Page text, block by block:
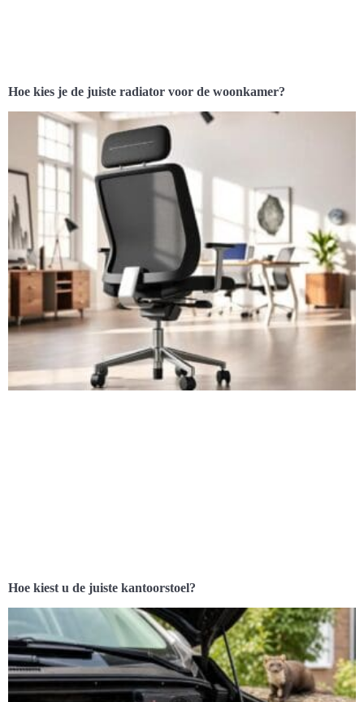
Hoe kies je de juiste radiator voor de woonkamer?
Hoe kiest u de juiste kantoorstoel?